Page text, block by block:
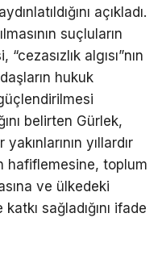
açıkladı.
suçluların
algısı”nın
hukuk
belirten Gürlek,
yıllardır
hafiflemesine, toplum
ve ülkedeki
sağladığını ifade